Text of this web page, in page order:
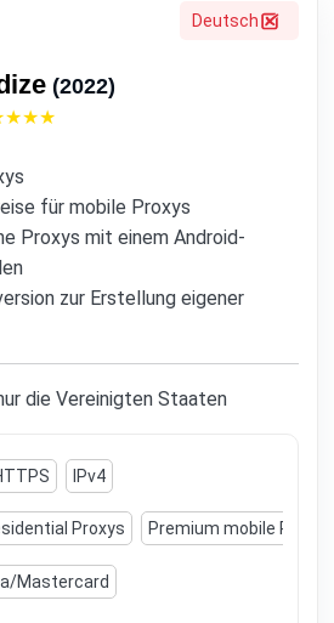
Deutsch
(2022)
für mobile Proxys
Proxys mit einem Android-
zur Erstellung eigener
die Vereinigten Staaten
IPv4
Proxys Premium mobile Proxys
Mastercard